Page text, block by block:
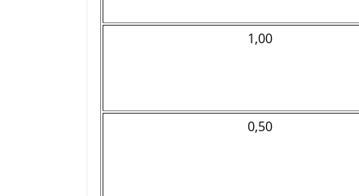
1,00
0,50